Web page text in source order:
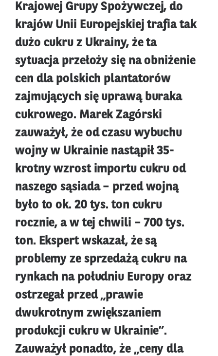
Krajowej Grupy Spożywczej, do
krajów Unii Europejskiej trafia tak
dużo cukru z Ukrainy, że ta
sytuacja przełoży się na obniżenie
cen dla polskich plantatorów
zajmujących się uprawą buraka
cukrowego. Marek Zagórski
zauważył, że od czasu wybuchu
wojny w Ukrainie nastąpił 35-
krotny wzrost importu cukru od
naszego sąsiada – przed wojną
było to ok. 20 tys. ton cukru
rocznie, a w tej chwili – 700 tys.
ton. Ekspert wskazał, że są
problemy ze sprzedażą cukru na
rynkach na południu Europy oraz
ostrzegał przed „prawie
dwukrotnym zwiększaniem
produkcji cukru w Ukrainie”.
Zauważył ponadto, że „ceny dla